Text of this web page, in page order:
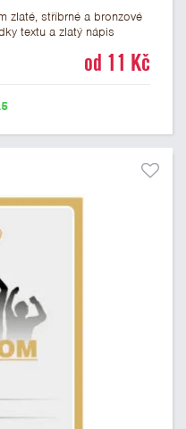
zlaté, stříbrné a bronzové
textu a zlatý nápis
většinu událostí, ke
od 11 Kč